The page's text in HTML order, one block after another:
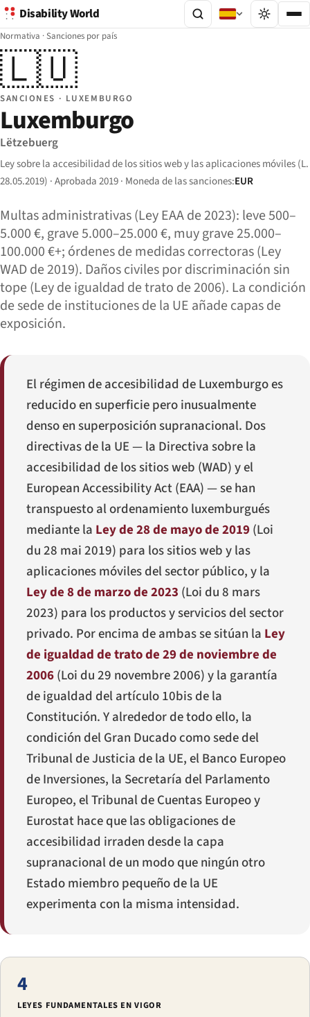
Disability World
Normativa ·Sanciones por país
🇱🇺
SANCIONES · LUXEMBURGO
Luxemburgo
Lëtzebuerg
Ley sobre la accesibilidad de los sitios web y las aplicaciones móviles (L.
28.05.2019) · Aprobada 2019 · Moneda de las sanciones:EUR
Multas administrativas (Ley EAA de 2023): leve 500–
5.000 €, grave 5.000–25.000 €, muy grave 25.000–
100.000 €+; órdenes de medidas correctoras (Ley
WAD de 2019). Daños civiles por discriminación sin
tope (Ley de igualdad de trato de 2006). La condición
de sede de instituciones de la UE añade capas de
exposición.
El régimen de accesibilidad de Luxemburgo es
reducido en superficie pero inusualmente
denso en superposición supranacional. Dos
directivas de la UE — la Directiva sobre la
accesibilidad de los sitios web (WAD) y el
European Accessibility Act (EAA) — se han
transpuesto al ordenamiento luxemburgués
mediante la Ley de 28 de mayo de 2019(Loi
du 28 mai 2019) para los sitios web y las
aplicaciones móviles del sector público, y la
Ley de 8 de marzo de 2023 (Loi du 8 mars
2023) para los productos y servicios del sector
privado. Por encima de ambas se sitúan la Ley
de igualdad de trato de 29 de noviembre de
2006(Loi du 29 novembre 2006) y la garantía
de igualdad del artículo 10bis de la
Constitución. Y alrededor de todo ello, la
condición del Gran Ducado como sede del
Tribunal de Justicia de la UE, el Banco Europeo
de Inversiones, la Secretaría del Parlamento
Europeo, el Tribunal de Cuentas Europeo y
Eurostat hace que las obligaciones de
accesibilidad irraden desde la capa
supranacional de un modo que ningún otro
Estado miembro pequeño de la UE
experimenta con la misma intensidad.
4
LEYES FUNDAMENTALES EN VIGOR